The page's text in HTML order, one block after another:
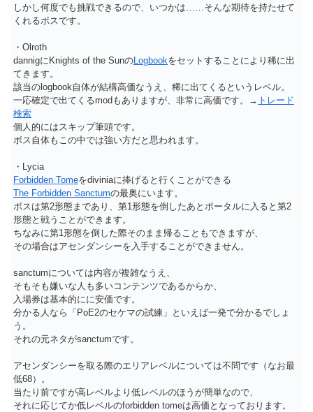
しかし何度でも挑戦できるので、いつかは……そんな期待を持たせて
くれるボスです。
・Olroth
dannigにKnights of the Sunの Logbookをセットすることにより稀に出
てきます。
該当のlogbook自体が結構高価なうえ、稀に出てくるというレベル。
一応確定で出てくるmodもありますが、非常に高価です。→ トレード
検索
個人的にはスキップ筆頭です。
ボス自体もこの中では強い方だと思われます。
・Lycia
Forbidden Tomeをdiviniaに捧げると行くことができる
The Forbidden Sanctumの最奥にいます。
ボスは第2形態まであり、第1形態を倒したあとポータルに入ると第2
形態と戦うことができます。
ちなみに第1形態を倒した際そのまま帰ることもできますが、
その場合はアセンダンシーを入手することができません。
sanctumについては内容が複雑なうえ、
そもそも嫌いな人も多いコンテンツであるからか、
入場券は基本的にに安価です。
分かる人なら「PoE2のセケマの試練」といえば一発で分かるでしょ
う。
それの元ネタがsanctumです。
アセンダンシーを取る際のエリアレベルについては不問です（なお最
低68）。
当たり前ですが高レベルより低レベルのほうが簡単なので、
それに応じてか低レベルのforbidden tomeは高価となっております。